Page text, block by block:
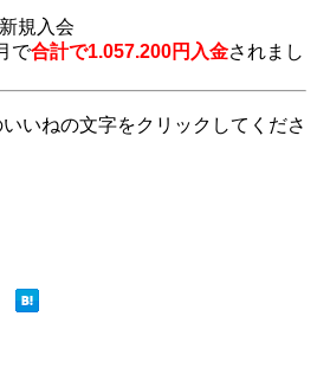
新規入会
で合計で1.057.200円入金されまし
いねの文字をクリックしてくださ